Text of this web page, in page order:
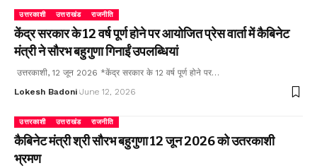
उत्तरकाशी उत्तराखंड राजनीति
केंद्र सरकार के 12 वर्ष पूर्ण होने पर आयोजित प्रेस वार्ता में कैबिनेट
मंत्री ने सौरभ बहुगुणा गिनाईं उपलब्धियां
उत्तरकाशी, 12 जून 2026 *केंद्र सरकार के 12 वर्ष पूर्ण होने पर…
Lokesh Badoni June 12, 2026
उत्तरकाशी उत्तराखंड राजनीति
कैबिनेट मंत्री श्री सौरभ बहुगुणा 12 जून 2026 को उतरकाशी
भ्रमण